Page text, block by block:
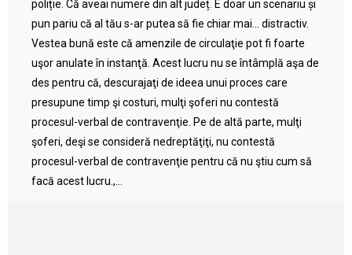
poliție. Că aveai numere din alt județ. E doar un scenariu și
pun pariu că al tău s-ar putea să fie chiar mai… distractiv.
Vestea bună este că amenzile de circulaţie pot fi foarte
uşor anulate în instanţă. Acest lucru nu se întâmplă aşa de
des pentru că, descurajaţi de ideea unui proces care
presupune timp şi costuri, mulţi şoferi nu contestă
procesul-verbal de contravenţie. Pe de altă parte, mulţi
şoferi, deşi se consideră nedreptăţiţi, nu contestă
procesul-verbal de contravenţie pentru că nu ştiu cum să
facă acest lucru.,...